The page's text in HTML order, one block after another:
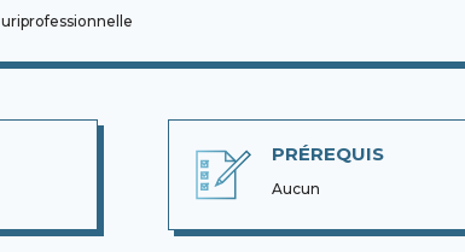
PRÉREQUIS
Aucun